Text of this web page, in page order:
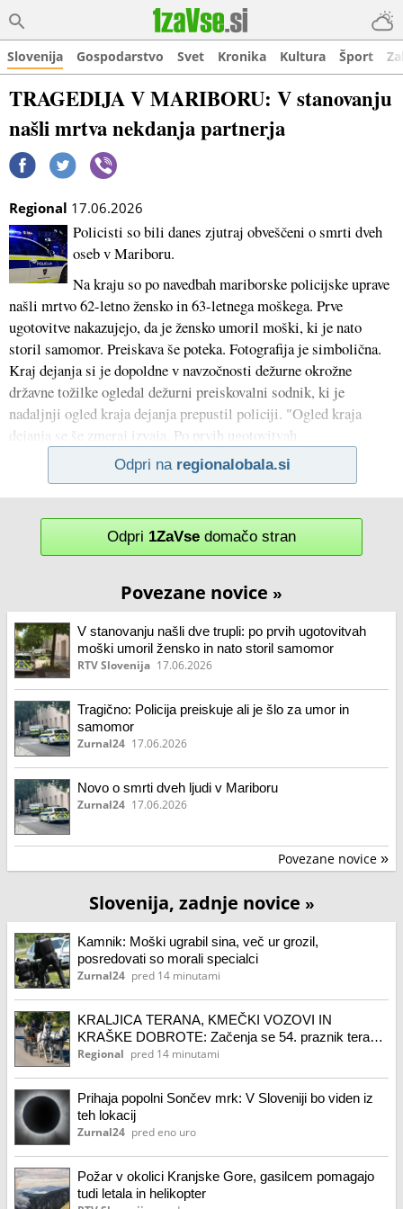
Slovenija Gospodarstvo Svet Kronika Kultura Šport
TRAGEDIJA V MARIBORU: V stanovanju
našli mrtva nekdanja partnerja
Regional 17.06.2026
Policisti so bili danes zjutraj obveščeni o smrti dveh
oseb v Mariboru.
Na kraju so po navedbah mariborske policijske uprave
našli mrtvo 62-letno žensko in 63-letnega moškega. Prve
ugotovitve nakazujejo, da je žensko umoril moški, ki je nato
storil samomor. Preiskava še poteka. Fotografija je simbolična.
Kraj dejanja si je dopoldne v navzočnosti dežurne okrožne
državne tožilke ogledal dežurni preiskovalni sodnik, ki je
nadaljnji ogled kraja dejanja prepustil policiji. "Ogled kraja
dejanja se še zmeraj izvaja. Po prvih ugotovitvah
Odpri na regionalobala.si
Odpri 1ZaVse domačo stran
Povezane novice »
V stanovanju našli dve trupli: po prvih ugotovitvah
moški umoril žensko in nato storil samomor
RTV Slovenija 17.06.2026
Tragično: Policija preiskuje ali je šlo za umor in
samomor
Zurnal24 17.06.2026
Novo o smrti dveh ljudi v Mariboru
Zurnal24 17.06.2026
Povezane novice »
Slovenija, zadnje novice »
Kamnik: Moški ugrabil sina, več ur grozil,
posredovati so morali specialci
Zurnal24 pred 14 minutami
KRALJICA TERANA, KMEČKI VOZOVI IN
KRAŠKE DOBROTE: Začenja se 54. praznik terana
in pršuta
Regional pred 14 minutami
Prihaja popolni Sončev mrk: V Sloveniji bo viden iz
teh lokacij
Zurnal24 pred eno uro
Požar v okolici Kranjske Gore, gasilcem pomagajo
tudi letala in helikopter